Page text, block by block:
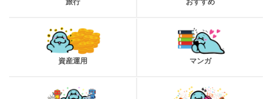
資産運用 マンガ